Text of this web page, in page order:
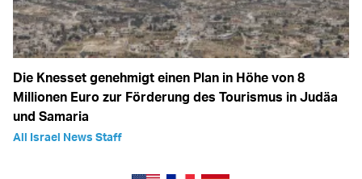
Die Knesset genehmigt einen Plan in Höhe von 8
Millionen Euro zur Förderung des Tourismus in Judäa
und Samaria
All Israel News Staff